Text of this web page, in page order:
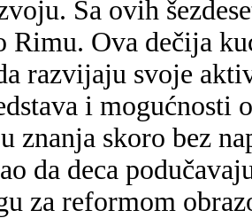
Sa ovih
Rimu. Ova dečija
razvijaju svoje
i mogućnosti
znanja skoro bez
da deca
za reformom